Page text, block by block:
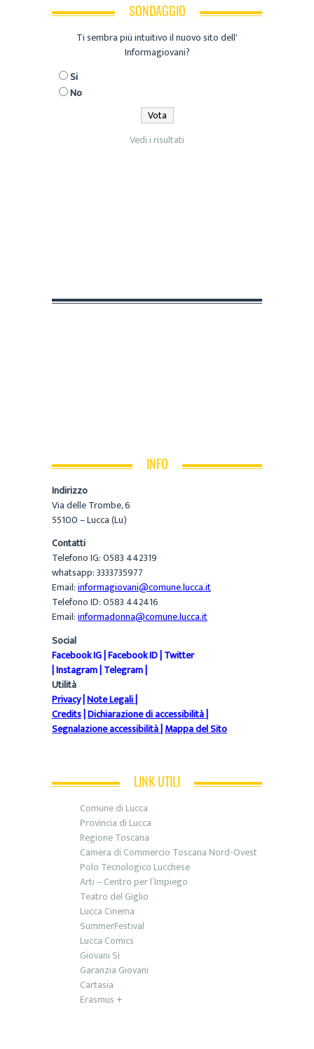
SONDAGGIO
Ti sembra più intuitivo il nuovo sito dell'
Informagiovani?
Si
No
Vedi i risultati
INFO
Indirizzo
Via delle Trombe, 6
55100 – Lucca (Lu)
Contatti
Telefono IG: 0583 442319
whatsapp: 3333735977
Email:informagiovani@comune.lucca.it
Telefono ID: 0583 442416
Email:informadonna@comune.lucca.it
Social
Facebook IG|Facebook ID|Twitter
|Instagram|Telegram|
Utilità
Privacy|Note Legali|
Credits|Dichiarazione di accessibilità|
Segnalazione accessibilità|Mappa del Sito
LINK UTILI
Comune di Lucca
Provincia di Lucca
Regione Toscana
Camera di Commercio Toscana Nord-Ovest
Polo Tecnologico Lucchese
Arti – Centro per l’Impiego
Teatro del Giglio
Lucca Cinema
SummerFestival
Lucca Comics
Giovani Sì
Garanzia Giovani
Cartasia
Erasmus +